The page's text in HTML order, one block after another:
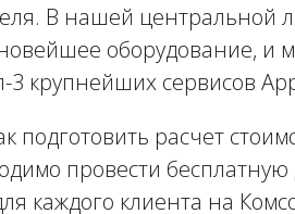
В нашей центральной
оборудование, и
3 крупнейших сервисов
подготовить расчет
провести бесплатную
каждого клиента на